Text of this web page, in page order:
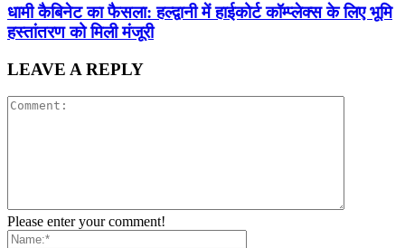
धामी कैबिनेट का फैसला: हल्द्वानी में हाईकोर्ट कॉम्प्लेक्स के लिए भूमि
हस्तांतरण को मिली मंजूरी
LEAVE A REPLY
Please enter your comment!